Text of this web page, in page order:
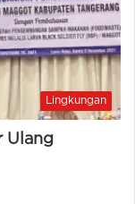
Lingkungan
Ulang